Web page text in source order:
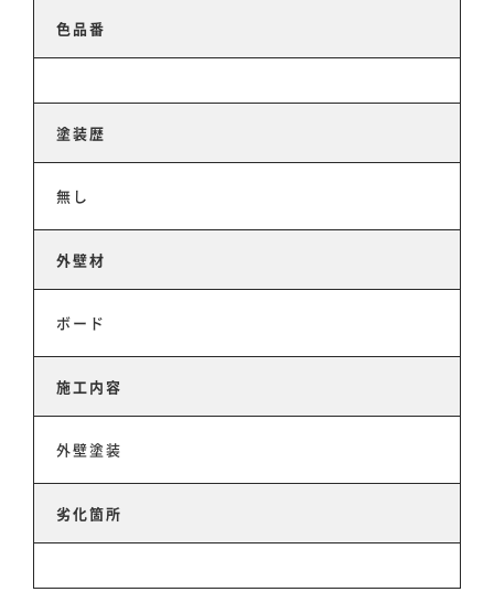
色品番
塗装歴
無し
外壁材
ボード
施工内容
外壁塗装
劣化箇所